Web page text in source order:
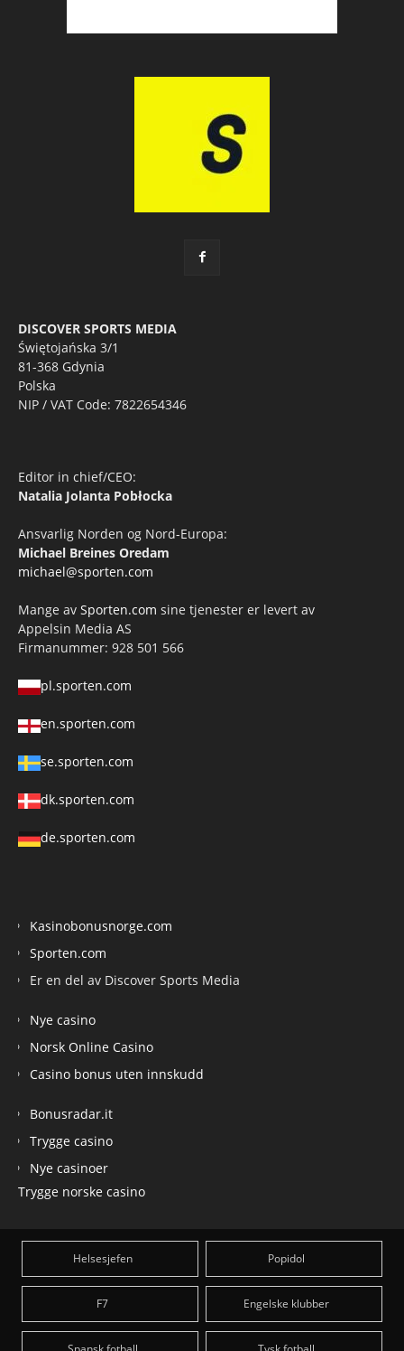
DISCOVER SPORTS MEDIA
Świętojańska 3/1
81-368 Gdynia
Polska
NIP / VAT Code: 7822654346
Editor in chief/CEO:
Natalia Jolanta Pobłocka
Ansvarlig Norden og Nord-Europa:
Michael Breines Oredam
michael@sporten.com
Mange av Sporten.com sine tjenester er levert av
Appelsin Media AS
Firmanummer: 928 501 566
pl.sporten.com
en.sporten.com
se.sporten.com
dk.sporten.com
de.sporten.com
Kasinobonusnorge.com
Sporten.com
Er en del av Discover Sports Media
Nye casino
Norsk Online Casino
Casino bonus uten innskudd
Bonusradar.it
Trygge casino
Nye casinoer
Trygge norske casino
Helsesjefen Popidol
F7 Engelske klubber